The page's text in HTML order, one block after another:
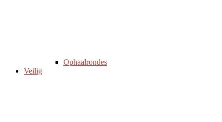
Ophaalrondes
Veilig